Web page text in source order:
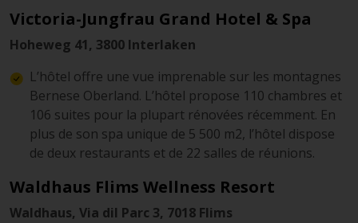
Victoria-Jungfrau Grand Hotel & Spa
Hoheweg 41, 3800 Interlaken
L’hôtel offre une vue imprenable sur les montagnes
Bernese Oberland. L’hôtel propose 110 chambres et
106 suites pour la plupart rénovées récemment. En
plus de son spa unique de 5 500 m2, l’hôtel dispose
de deux restaurants et de 22 salles de réunions.
Waldhaus Flims Wellness Resort
Waldhaus, Via dil Parc 3, 7018 Flims